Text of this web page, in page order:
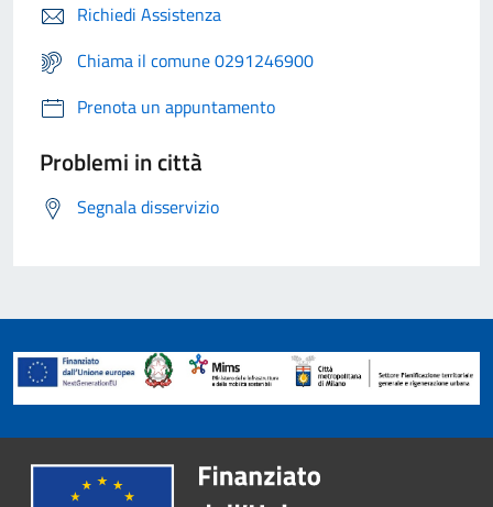
Richiedi Assistenza
Chiama il comune 0291246900
Prenota un appuntamento
Problemi in città
Segnala disservizio